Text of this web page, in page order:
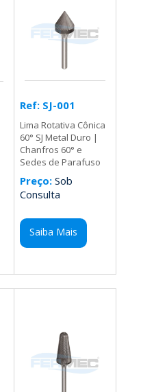
Ref: SJ-001
Lima Rotativa Cônica
60° SJ Metal Duro |
Chanfros 60° e
Sedes de Parafuso
Preço:Sob
Consulta
Saiba Mais